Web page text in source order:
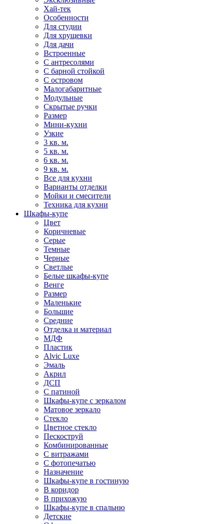
Хай-тек
Особенности
Для студии
Для хрущевки
Для дачи
Встроенные
С антресолями
С барной стойкой
С островом
Малогабаритные
Модульные
Скрытые ручки
Размер
Мини-кухни
Узкие
3 кв. м.
5 кв. м.
6 кв. м.
9 кв. м.
Все для кухни
Варианты отделки
Мойки и смесители
Техника для кухни
Шкафы-купе
Цвет
Коричневые
Серые
Темные
Черные
Светлые
Белые шкафы-купе
Венге
Размер
Маленькие
Большие
Средние
Отделка и материал
МДФ
Пластик
Alvic Luxe
Эмаль
Акрил
ДСП
С патиной
Шкафы-купе с зеркалом
Матовое зеркало
Стекло
Цветное стекло
Пескоструй
Комбинированные
С витражами
С фотопечатью
Назначение
Шкафы-купе в гостиную
В коридор
В прихожую
Шкафы-купе в спальню
Детские